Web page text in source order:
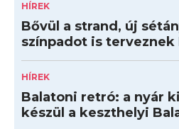
HÍREK
Bővül a strand, új
színpadot is terveznek
HÍREK
Balatoni retró: a nyár
készül a keszthelyi